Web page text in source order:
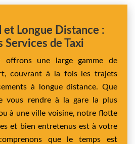
et Longue Distance :
Services de Taxi
une large gamme de
couvrant à la fois les trajets
à longue distance. Que
vous rendre à la gare la plus
à une ville voisine, notre flotte
et bien entretenus est à votre
que le temps est